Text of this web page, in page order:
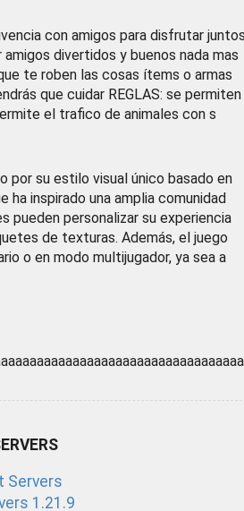
con amigos para disfrutar
divertidos y buenos nada mas
te roben las cosas ítems o armas
que cuidar REGLAS: se permiten
el trafico de animales con s
por su estilo visual único basado en
ha inspirado una amplia comunidad
pueden personalizar su experiencia
de texturas. Además, el juego
o en modo multijugador, ya sea a
Servers
1.21.9